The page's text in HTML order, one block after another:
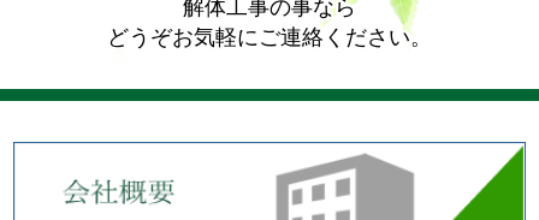
解体工事の事なら
どうぞお気軽にご連絡ください。